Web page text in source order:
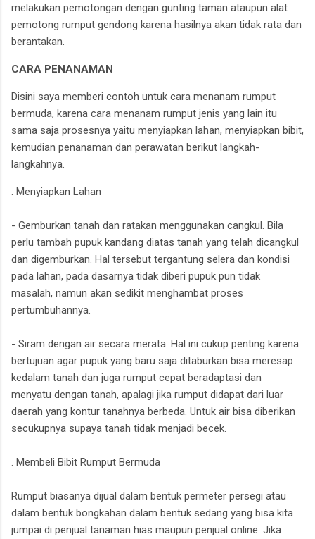
melakukan pemotongan dengan gunting taman ataupun alat
pemotong rumput gendong karena hasilnya akan tidak rata dan
berantakan.
CARA PENANAMAN
Disini saya memberi contoh untuk cara menanam rumput
bermuda, karena cara menanam rumput jenis yang lain itu
sama saja prosesnya yaitu menyiapkan lahan, menyiapkan bibit,
kemudian penanaman dan perawatan berikut langkah-
langkahnya.
. Menyiapkan Lahan
- Gemburkan tanah dan ratakan menggunakan cangkul. Bila
perlu tambah pupuk kandang diatas tanah yang telah dicangkul
dan digemburkan. Hal tersebut tergantung selera dan kondisi
pada lahan, pada dasarnya tidak diberi pupuk pun tidak
masalah, namun akan sedikit menghambat proses
pertumbuhannya.
- Siram dengan air secara merata. Hal ini cukup penting karena
bertujuan agar pupuk yang baru saja ditaburkan bisa meresap
kedalam tanah dan juga rumput cepat beradaptasi dan
menyatu dengan tanah, apalagi jika rumput didapat dari luar
daerah yang kontur tanahnya berbeda. Untuk air bisa diberikan
secukupnya supaya tanah tidak menjadi becek.
. Membeli Bibit Rumput Bermuda
Rumput biasanya dijual dalam bentuk permeter persegi atau
dalam bentuk bongkahan dalam bentuk sedang yang bisa kita
jumpai di penjual tanaman hias maupun penjual online. Jika